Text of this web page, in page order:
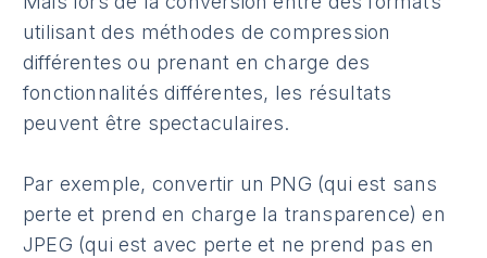
utilisant des méthodes de compression
différentes ou prenant en charge des
fonctionnalités différentes, les résultats
peuvent être spectaculaires.
Par exemple, convertir un PNG (qui est sans
perte et prend en charge la transparence) en
JPEG (qui est avec perte et ne prend pas en